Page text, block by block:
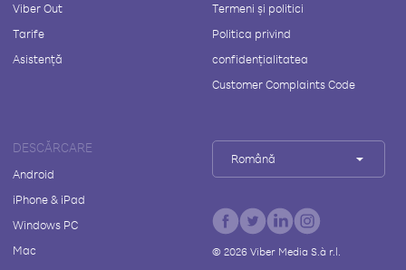
Viber Out
Tarife
Asistență
Termeni și politici
Politica privind
confidențialitatea
Customer Complaints Code
DESCĂRCARE
Android
iPhone & iPad
Windows PC
Mac
Română
© 2026Viber Media S.à r.l.